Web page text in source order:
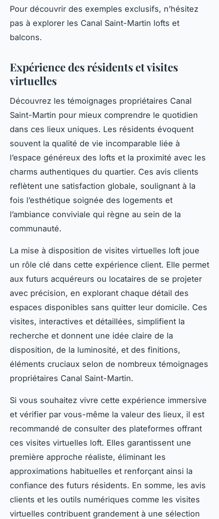
Pour découvrir des exemples exclusifs, n’hésitez
pas à explorer les Canal Saint-Martin lofts et
balcons.
Expérience des résidents et visites
virtuelles
Découvrez les témoignages propriétaires Canal
Saint-Martin pour mieux comprendre le quotidien
dans ces lieux uniques. Les résidents évoquent
souvent la qualité de vie incomparable liée à
l’espace généreux des lofts et la proximité avec les
charms authentiques du quartier. Ces avis clients
reflètent une satisfaction globale, soulignant à la
fois l’esthétique soignée des logements et
l’ambiance conviviale qui règne au sein de la
communauté.
La mise à disposition de visites virtuelles loft joue
un rôle clé dans cette expérience client. Elle permet
aux futurs acquéreurs ou locataires de se projeter
avec précision, en explorant chaque détail des
espaces disponibles sans quitter leur domicile. Ces
visites, interactives et détaillées, simplifient la
recherche et donnent une idée claire de la
disposition, de la luminosité, et des finitions,
éléments cruciaux selon de nombreux témoignages
propriétaires Canal Saint-Martin.
Si vous souhaitez vivre cette expérience immersive
et vérifier par vous-même la valeur des lieux, il est
recommandé de consulter des plateformes offrant
ces visites virtuelles loft. Elles garantissent une
première approche réaliste, éliminant les
approximations habituelles et renforçant ainsi la
confiance des futurs résidents. En somme, les avis
clients et les outils numériques comme les visites
virtuelles contribuent grandement à une sélection